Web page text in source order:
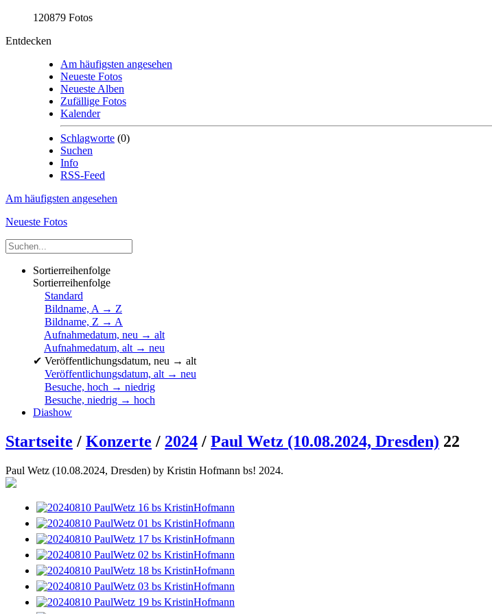
120879 Fotos
Entdecken
Am häufigsten angesehen
Neueste Fotos
Neueste Alben
Zufällige Fotos
Kalender
Schlagworte (0)
Suchen
Info
RSS-Feed
Am häufigsten angesehen
Neueste Fotos
Sortierreihenfolge
Sortierreihenfolge
Standard
Bildname, A → Z
Bildname, Z → A
Aufnahmedatum, neu → alt
Aufnahmedatum, alt → neu
✔ Veröffentlichungsdatum, neu → alt
Veröffentlichungsdatum, alt → neu
Besuche, hoch → niedrig
Besuche, niedrig → hoch
Diashow
Startseite / Konzerte / 2024 / Paul Wetz (10.08.2024, Dresden) 22
Paul Wetz (10.08.2024, Dresden) by Kristin Hofmann bs! 2024.